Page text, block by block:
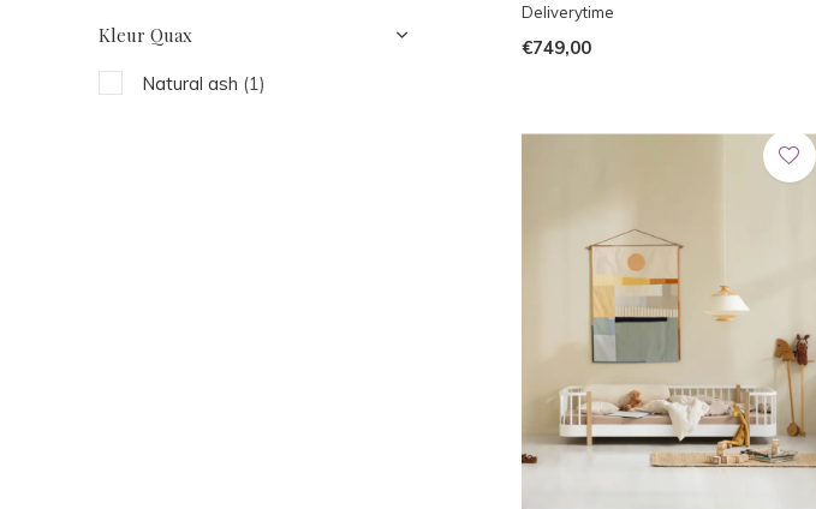
Deliverytime
€749,00
Kleur Quax
Natural ash (1)